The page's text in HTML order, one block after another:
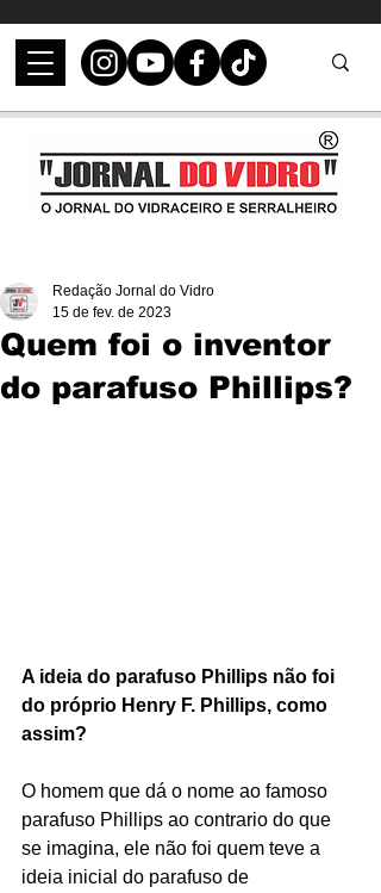
Quem foi o inventor
do parafuso Phillips?
Redação Jornal do Vidro
15 de fev. de 2023
A ideia do parafuso Phillips não foi
do próprio Henry F. Phillips, como
assim?
O homem que dá o nome ao famoso
parafuso Phillips ao contrario do que
se imagina, ele não foi quem teve a
ideia inicial do parafuso de